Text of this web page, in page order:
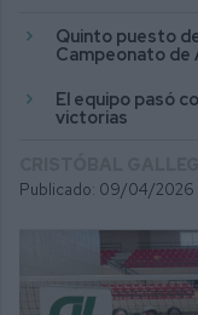
Quinto puesto
Campeonato de
El equipo pasó
victorias
Publicado: 09/04/2026